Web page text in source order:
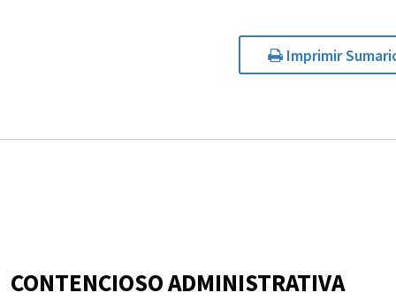
Imprimir
CONTENCIOSO ADMINISTRATIVA